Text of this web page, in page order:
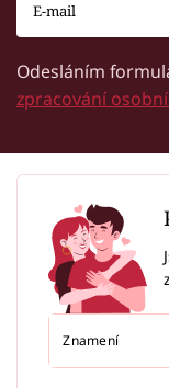
Odesláním
zpracování